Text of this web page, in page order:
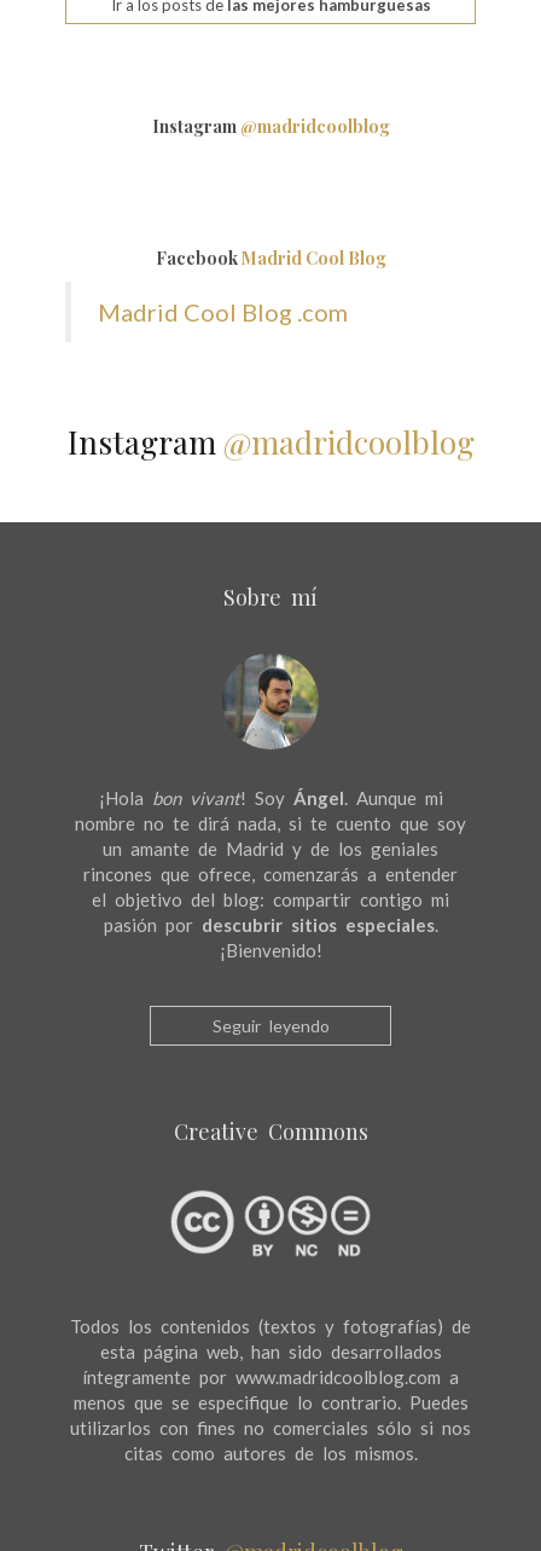
Ir a los posts delas mejores hamburguesas
Instagram @madridcoolblog
FacebookMadrid Cool Blog
Madrid Cool Blog .com
Instagram @madridcoolblog
Sobre mí
¡Hola bon vivant! Soy Ángel. Aunque mi
nombre no te dirá nada, si te cuento que soy
un amante de Madrid y de los geniales
rincones que ofrece, comenzarás a entender
el objetivo del blog: compartir contigo mi
pasión por descubrir sitios especiales.
¡Bienvenido!
Seguir leyendo
Creative Commons
Todos los contenidos (textos y fotografías) de
esta página web, han sido desarrollados
íntegramente por www.madridcoolblog.com a
menos que se especifique lo contrario. Puedes
utilizarlos con fines no comerciales sólo si nos
citas como autores de los mismos.